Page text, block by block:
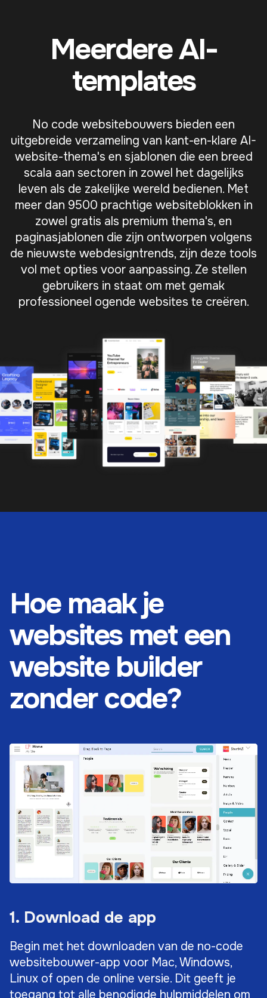
Meerdere AI-
templates
No code websitebouwers bieden een
uitgebreide verzameling van kant-en-klare AI-
website-thema's en sjablonen die een breed
scala aan sectoren in zowel het dagelijks
leven als de zakelijke wereld bedienen. Met
meer dan 9500 prachtige websiteblokken in
zowel gratis als premium thema's, en
paginasjablonen die zijn ontworpen volgens
de nieuwste webdesigntrends, zijn deze tools
vol met opties voor aanpassing. Ze stellen
gebruikers in staat om met gemak
professioneel ogende websites te creëren.
Hoe maak je
websites met een
website builder
zonder code?
1. Download de app
Begin met het downloaden van de no-code
websitebouwer-app voor Mac, Windows,
Linux of open de online versie. Dit geeft je
toegang tot alle benodigde hulpmiddelen om